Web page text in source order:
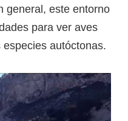
general, este entorno
para ver aves
autóctonas.